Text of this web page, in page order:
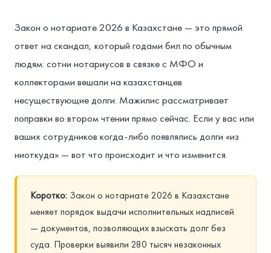
Закон о нотариате 2026 в Казахстане — это прямой
ответ на скандал, который годами бил по обычным
людям: сотни нотариусов в связке с МФО и
коллекторами вешали на казахстанцев
несуществующие долги. Мажилис рассматривает
поправки во втором чтении прямо сейчас. Если у вас или
ваших сотрудников когда-либо появлялись долги «из
ниоткуда» — вот что происходит и что изменится.
Коротко: Закон о нотариате 2026 в Казахстане
меняет порядок выдачи исполнительных надписей
— документов, позволяющих взыскать долг без
суда. Проверки выявили 280 тысяч незаконных